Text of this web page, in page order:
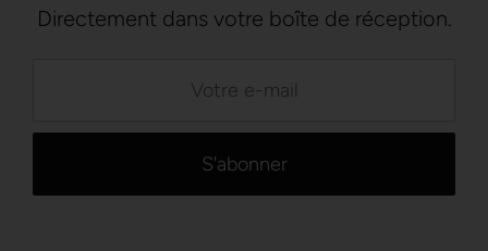
Directement dans votre boîte de réception.